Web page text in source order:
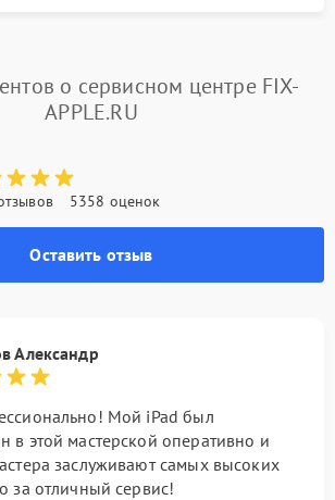
о сервисном центре FIX-
APPLE.RU
5358 оценок
Оставить отзыв
Александр
Мой iPad был
в этой мастерской оперативно и
заслуживают самых высоких
за отличный сервис!